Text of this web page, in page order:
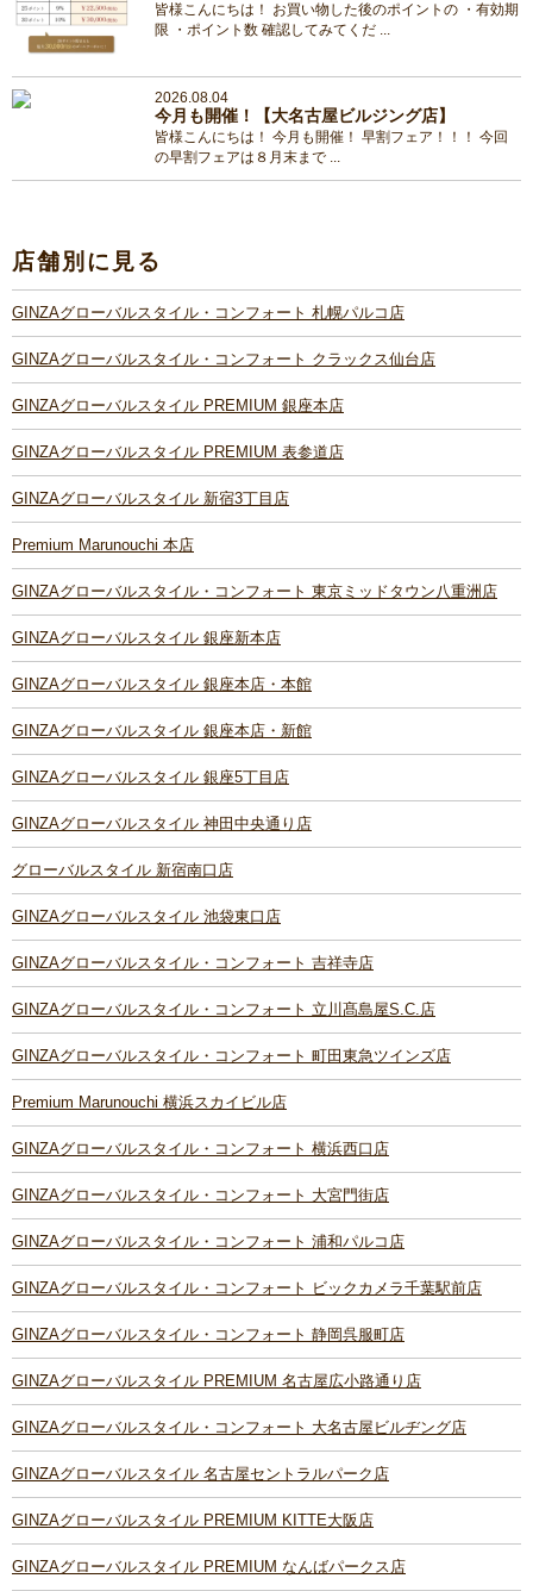
皆様こんにちは！ お買い物した後のポイントの ・有効期
限 ・ポイント数 確認してみてくだ ...
2026.08.04
今月も開催！【大名古屋ビルジング店】
皆様こんにちは！ 今月も開催！ 早割フェア！！！ 今回
の早割フェアは８月末まで ...
店舗別に見る
GINZAグローバルスタイル・コンフォート 札幌パルコ店
GINZAグローバルスタイル・コンフォート クラックス仙台店
GINZAグローバルスタイル PREMIUM 銀座本店
GINZAグローバルスタイル PREMIUM 表参道店
GINZAグローバルスタイル 新宿3丁目店
Premium Marunouchi 本店
GINZAグローバルスタイル・コンフォート 東京ミッドタウン八重洲店
GINZAグローバルスタイル 銀座新本店
GINZAグローバルスタイル 銀座本店・本館
GINZAグローバルスタイル 銀座本店・新館
GINZAグローバルスタイル 銀座5丁目店
GINZAグローバルスタイル 神田中央通り店
グローバルスタイル 新宿南口店
GINZAグローバルスタイル 池袋東口店
GINZAグローバルスタイル・コンフォート 吉祥寺店
GINZAグローバルスタイル・コンフォート 立川髙島屋S.C.店
GINZAグローバルスタイル・コンフォート 町田東急ツインズ店
Premium Marunouchi 横浜スカイビル店
GINZAグローバルスタイル・コンフォート 横浜西口店
GINZAグローバルスタイル・コンフォート 大宮門街店
GINZAグローバルスタイル・コンフォート 浦和パルコ店
GINZAグローバルスタイル・コンフォート ビックカメラ千葉駅前店
GINZAグローバルスタイル・コンフォート 静岡呉服町店
GINZAグローバルスタイル PREMIUM 名古屋広小路通り店
GINZAグローバルスタイル・コンフォート 大名古屋ビルヂング店
GINZAグローバルスタイル 名古屋セントラルパーク店
GINZAグローバルスタイル PREMIUM KITTE大阪店
GINZAグローバルスタイル PREMIUM なんばパークス店